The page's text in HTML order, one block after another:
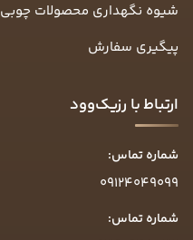
شیوه نگهداری محصولات چوبی
پیگیری سفارش
ارتباط با رزیک‌وود
شماره تماس:
09124049099
شماره تماس: